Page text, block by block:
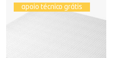
apoio técnico grátis